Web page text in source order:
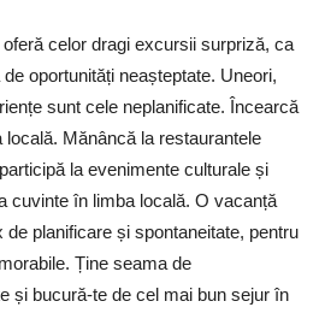
celor dragi excursii surpriză, ca
oportunități neașteptate. Uneori,
sunt cele neplanificate. Încearcă
Mănâncă la restaurantele
la evenimente culturale și
cuvinte în limba locală. O vacanță
planificare și spontaneitate, pentru
Ține seama de
și bucură-te de cel mai bun sejur în